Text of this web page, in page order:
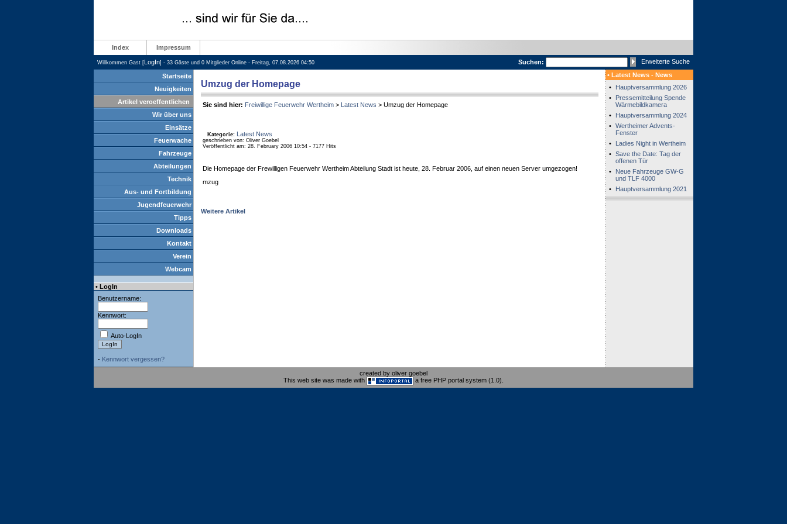
Index Impressum
Willkommen Gast [LogIn] - 33 Gäste und 0 Mitglieder Online - Freitag, 07.08.2026 04:50 Suchen: Erweiterte Suche
Startseite
Neuigkeiten
Artikel veroeffentlichen
Wir über uns
Einsätze
Feuerwache
Fahrzeuge
Abteilungen
Technik
Aus- und Fortbildung
Jugendfeuerwehr
Tipps
Downloads
Kontakt
Verein
Webcam
• LogIn
Benutzername:
Kennwort:
Auto-LogIn
- Kennwort vergessen?
Umzug der Homepage
Sie sind hier: Freiwillige Feuerwehr Wertheim> Latest News > Umzug der Homepage
Kategorie: Latest News
geschrieben von: Oliver Goebel
Veröffentlicht am: 28. February 2006 10:54 - 7177 Hits
Die Homepage der Frewilligen Feuerwehr Wertheim Abteilung Stadt ist heute, 28. Februar 2006, auf einen neuen Server umgezogen!
mzug
Weitere Artikel
• Latest News - News
•
Hauptversammlung 2026
•
Pressemitteilung Spende
Wärmebildkamera
•
Hauptversammlung 2024
• Wertheimer Advents-
Fenster
•
Ladies Night in Wertheim
• Save the Date: Tag der
offenen Tür
•
Neue Fahrzeuge GW-G
und TLF 4000
•
Hauptversammlung 2021
created by oliver goebel
This web site was made with
a free PHP portal system (1.0).